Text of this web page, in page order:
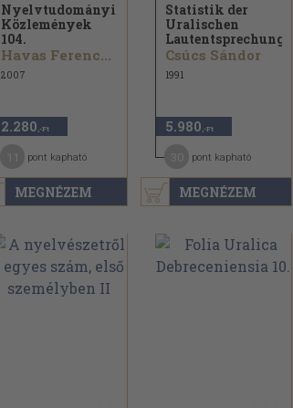
MEGNÉZEM
Nyelvtudományi
Közlemények
104.
Havas Ferenc...
2007
2.280 ,-Ft
pont kapható
MEGNÉZEM
Statistik der
Uralischen
Lautentsprechungen
Csúcs Sándor
1991
5.980 ,-Ft
pont kapható